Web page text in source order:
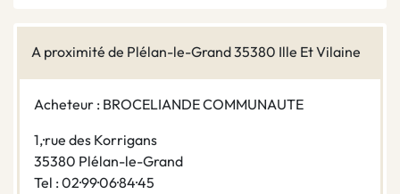
A proximité de Plélan-le-Grand 35380 Ille Et Vilaine
Acheteur : BROCELIANDE COMMUNAUTE
1,·rue des Korrigans
35380 Plélan-le-Grand
Tel : 02·99·06·84·45